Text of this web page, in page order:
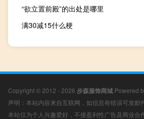
“欲立置前殿”的出处是哪里
满30减15什么梗
Copyright © 2012 - 2026 步森服饰商城 Powered
声明：本站内容来自互联网，如信息有错误可发
本站仅为个人兴趣爱好，不接盈利性广告及商业合